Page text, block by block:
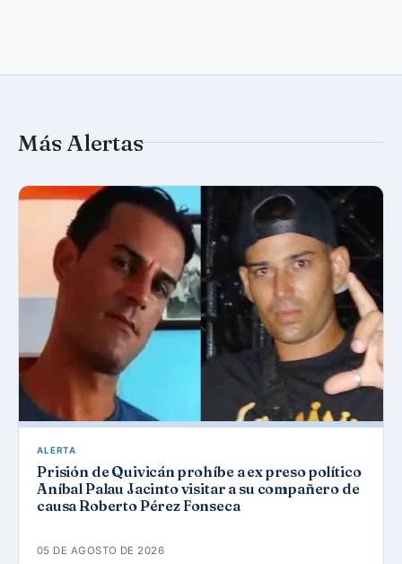
Más Alertas
ALERTA
Prisión de Quivicán prohíbe a ex preso político
Aníbal Palau Jacinto visitar a su compañero de
causa Roberto Pérez Fonseca
05 DE AGOSTO DE 2026